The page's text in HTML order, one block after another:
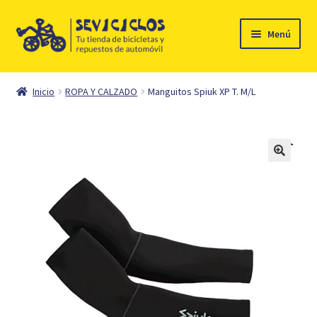
Ir
Ir
al
Menú
Inicio
menú
hijo
Contacto
Inicio ROPA Y CALZADO Manguitos Spiuk XP T. M/L